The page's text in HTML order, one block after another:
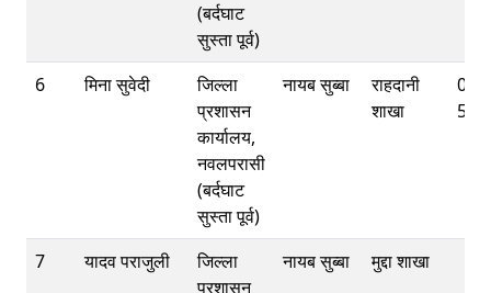
(बर्दघाट
सुस्ता पूर्व)
6 मिना सुवेदी
जिल्ला
प्रशासन
कार्यालय,
नवलपरासी
(बर्दघाट
सुस्ता पूर्व)
नायब सुब्बा
राहदानी
शाखा
078-
7 यादव पराजुली
जिल्ला
प्रशासन
नायब सुब्बा मुद्दा शाखा